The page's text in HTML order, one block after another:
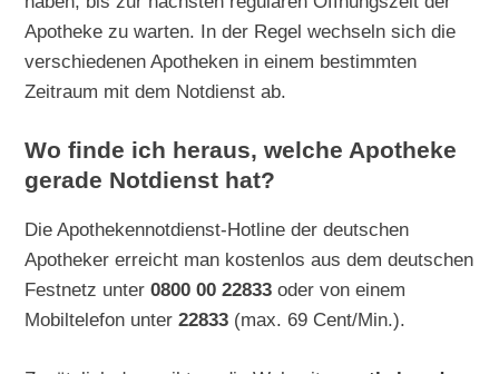
Apotheke zu warten. In der Regel wechseln sich die
verschiedenen Apotheken in einem bestimmten
Zeitraum mit dem Notdienst ab.
Wo finde ich heraus, welche Apotheke
gerade Notdienst hat?
Die Apothekennotdienst-Hotline der deutschen
Apotheker erreicht man kostenlos aus dem deutschen
Festnetz unter0800 00 22833 oder von einem
Mobiltelefon unter22833 (max. 69 Cent/Min.).